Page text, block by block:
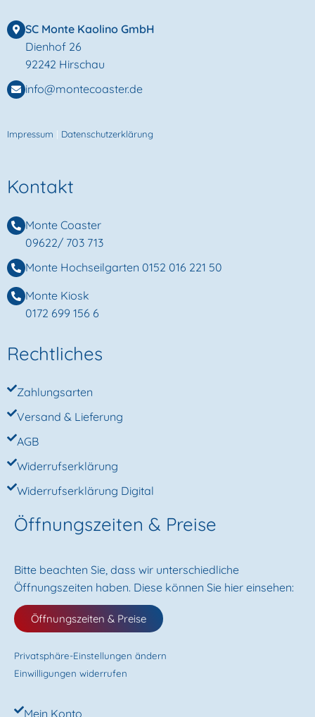
SC Monte Kaolino GmbH
Dienhof 26
92242 Hirschau
info@montecoaster.de
Impressum | Datenschutzerklärung
Kontakt
Monte Coaster
09622/ 703 713
Monte Hochseilgarten 0152 016 221 50
Monte Kiosk
0172 699 156 6
Rechtliches
Zahlungsarten
Versand & Lieferung
AGB
Widerrufserklärung
Widerrufserklärung Digital
Öffnungszeiten & Preise
Bitte beachten Sie, dass wir unterschiedliche
Öffnungszeiten haben. Diese können Sie hier einsehen:
Öffnungszeiten & Preise
Privatsphäre-Einstellungen ändern
Einwilligungen widerrufen
Mein Konto